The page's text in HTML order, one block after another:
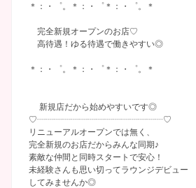
＊：・゜。＊：・゜＊：・゜。＊
完全新規オープンのお店♡
高待遇！ゆる待遇で働きやすい◎
＊：・゜。＊：・゜＊：・゜。＊
新規店だから始めやすいです◎
♡┈┈┈┈┈┈┈┈┈┈┈┈┈┈┈♡
リニューアルオープンでは無く、
完全新規のお店だからみんな同期♪
素敵な仲間と同時スタートで安心！
未経験さんも思い切ってラウンジデビュー
してみませんか◎